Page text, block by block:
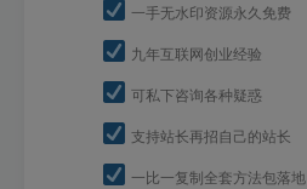
一手无水印资源永久免费
九年互联网创业经验
可私下咨询各种疑惑
支持站长再招自己的站长
一比一复制全套方法包落地